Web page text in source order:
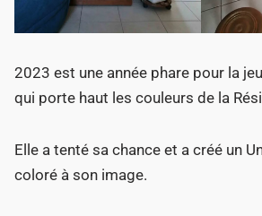
2023 est une année phare pour la
qui porte haut les couleurs de la
Elle a tenté sa chance et a créé un
coloré à son image.